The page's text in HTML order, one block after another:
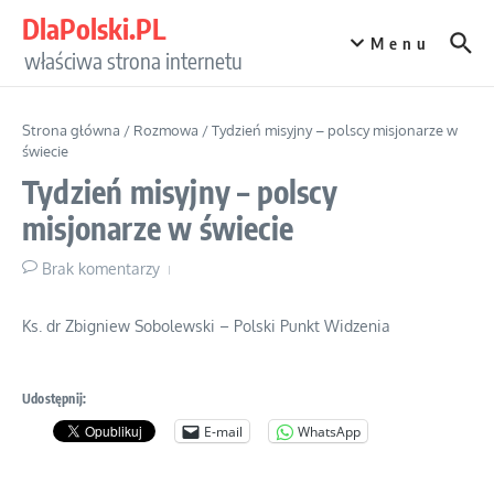
DlaPolski.PL
właściwa strona internetu
Menu
Strona główna / Rozmowa /Tydzień misyjny – polscy misjonarze w
świecie
Tydzień misyjny – polscy
misjonarze w świecie
Brak komentarzy
Ks. dr Zbigniew Sobolewski – Polski Punkt Widzenia
Udostępnij:
E-mail WhatsApp